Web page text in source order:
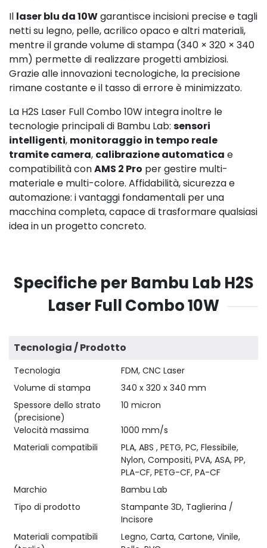
Il laser blu da 10Wgarantisce incisioni precise e tagli
netti su legno, pelle, acrilico opaco e altri materiali,
mentre il grande volume di stampa (340 × 320 × 340
mm) permette di realizzare progetti ambiziosi.
Grazie alle innovazioni tecnologiche, la precisione
rimane costante e il tasso di errore è minimizzato.
La H2S Laser Full Combo 10W integra inoltre le
tecnologie principali di Bambu Lab: sensori
intelligenti, monitoraggio in tempo reale
tramite camera, calibrazione automatica e
compatibilità conAMS 2 Pro per gestire multi-
materiale e multi-colore. Affidabilità, sicurezza e
automazione: i vantaggi fondamentali per una
macchina completa, capace di trasformare qualsiasi
idea in un progetto concreto.
Specifiche per Bambu Lab H2S
Laser Full Combo 10W
Tecnologia / Prodotto
Tecnologia
FDM, CNC Laser
Volume di stampa
340 x 320 x 340 mm
Spessore dello strato
(precisione)
10 micron
Velocità massima
1000 mm/s
Materiali compatibili
PLA, ABS , PETG, PC, Flessibile,
Nylon, Compositi, PVA, ASA, PP,
PLA-CF, PETG-CF, PA-CF
Marchio
Bambu Lab
Tipo di prodotto
Stampante 3D, Taglierina /
Incisore
Materiali compatibili
Legno, Carta, Cartone, Vinile,